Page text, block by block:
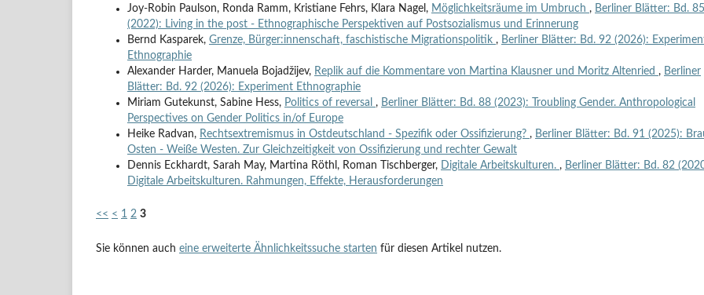
Joy-Robin Paulson, Ronda Ramm, Kristiane Fehrs, Klara Nagel, Möglichkeitsräume im Umbruch , Berliner Blätter: Bd. 85
(2022): Living in the post - Ethnographische Perspektiven auf Postsozialismus und Erinnerung
Bernd Kasparek, Grenze, Bürger:innenschaft, faschistische Migrationspolitik , Berliner Blätter: Bd. 92 (2026):
Ethnographie
Alexander Harder, Manuela Bojadžijev, Replik auf die Kommentare von Martina Klausner und Moritz Altenried , Berliner
Blätter: Bd. 92 (2026): Experiment Ethnographie
Miriam Gutekunst, Sabine Hess, Politics of reversal , Berliner Blätter: Bd. 88 (2023): Troubling Gender. Anthropological
Perspectives on Gender Politics in/of Europe
Heike Radvan, Rechtsextremismus in Ostdeutschland - Spezifik oder Ossifizierung? , Berliner Blätter: Bd. 91 (2025):
Osten - Weiße Westen. Zur Gleichzeitigkeit von Ossifizierung und rechter Gewalt
Dennis Eckhardt, Sarah May, Martina Röthl, Roman Tischberger, Digitale Arbeitskulturen. , Berliner Blätter: Bd. 82
Digitale Arbeitskulturen. Rahmungen, Effekte, Herausforderungen
<< < 1 2 3
Sie können auch eine erweiterte Ähnlichkeitssuche starten für diesen Artikel nutzen.